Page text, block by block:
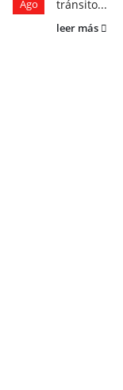
Ago
tránsito...
leer más